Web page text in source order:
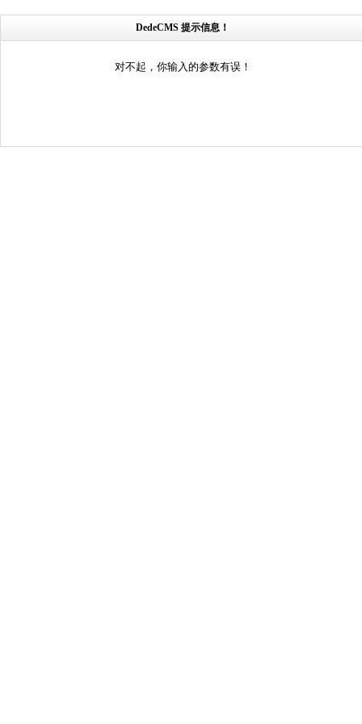
DedeCMS 提示信息！
对不起，你输入的参数有误！